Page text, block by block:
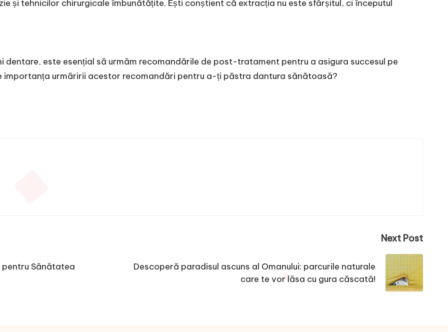
și tehnicilor chirurgicale îmbunătățite. Ești conștient că extracția nu este sfârșitul, ci începutul
este esențial să urmăm recomandările de post-tratament pentru a asigura succesul pe
importanța urmăririi acestor recomandări pentru a-ți păstra dantura sănătoasă?
pentru Sănătatea
Next Post
Descoperă paradisul ascuns al Omanului: parcurile naturale
care te vor lăsa cu gura căscată!